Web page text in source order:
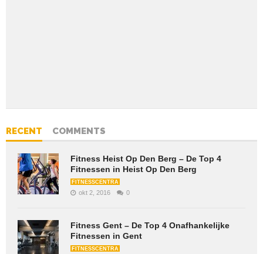
RECENT COMMENTS
Fitness Heist Op Den Berg – De Top 4
Fitnessen in Heist Op Den Berg
FITNESSCENTRA
okt 2, 2016 0
Fitness Gent – De Top 4 Onafhankelijke
Fitnessen in Gent
FITNESSCENTRA